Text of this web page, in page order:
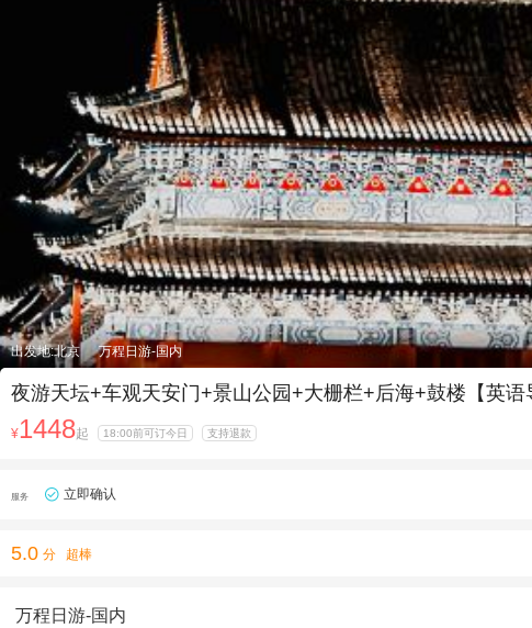
出发地:北京 万程日游-国内
夜游天坛+车观天安门+景山公园+大栅栏+后海+鼓楼【英
¥1448起 18:00前可订今日 支持退款
服务 立即确认
5.0 分 超棒
万程日游-国内